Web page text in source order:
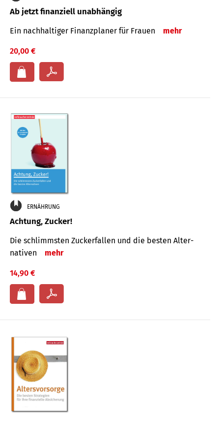
Ab jetzt finanziell unabhängig
Ein nachhaltiger Finanzplaner für Frauen mehr
20,00 €
ERNÄHRUNG
Achtung, Zucker!
Die schlimmsten Zucker­fallen und die besten Alter­
nativen
mehr
14,90 €